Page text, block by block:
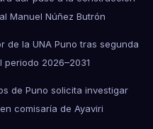
Manuel Núñez Butrón
de la UNA Puno tras segunda
2026–2031
de Puno solicita investigar
comisaría de Ayaviri